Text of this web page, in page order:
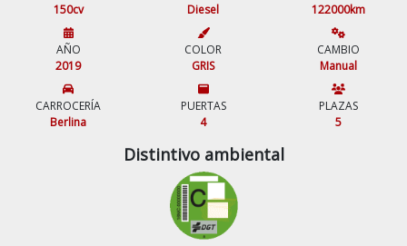
150cv
Diesel
122000km
AÑO
2019
COLOR
GRIS
CAMBIO
Manual
CARROCERÍA
Berlina
PUERTAS
4
PLAZAS
5
Distintivo ambiental